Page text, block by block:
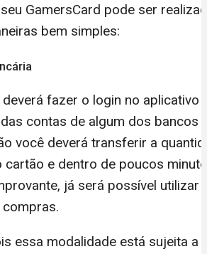
GamersCard pode ser
bem simples:
fazer o login no aplicativo
contas de algum dos bancos
você deverá transferir a
cartão e dentro de poucos
já será possível utilizar
essa modalidade está sujeita a